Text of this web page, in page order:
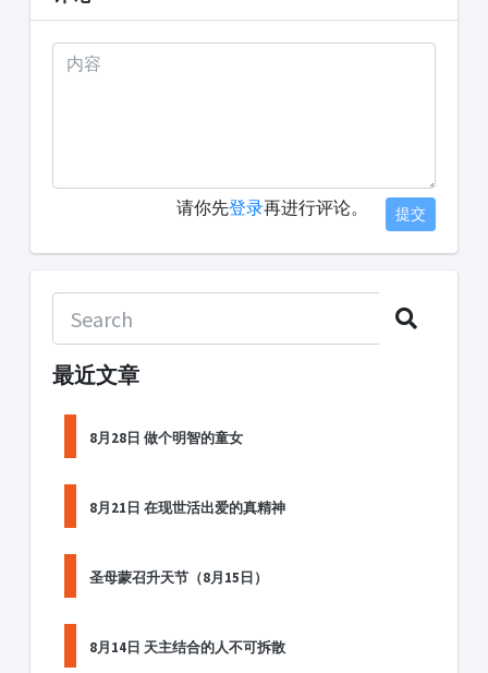
请你先登录再进行评论。 提交
最近文章
8月28日 做个明智的童女
8月21日 在现世活出爱的真精神
圣母蒙召升天节（8月15日）
8月14日 天主结合的人不可拆散